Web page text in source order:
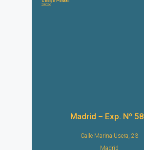
28026
Madrid – Exp. Nº
Calle Marina Usera, 23
Madrid